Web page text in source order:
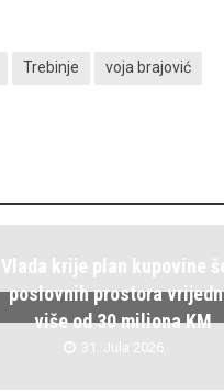
Trebinje voja brajović
Vlada krije plan kupovine
poslovnih prostora
više od 30 miliona KM
31. Jula 2026.